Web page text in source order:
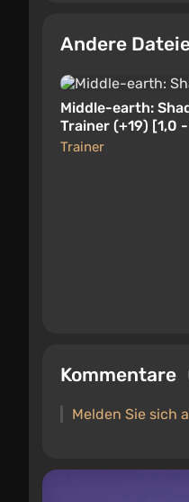
Andere
Middle-earth:
Trainer (+19) [1,0
Trainer
Kommentare
Melden Sie sich